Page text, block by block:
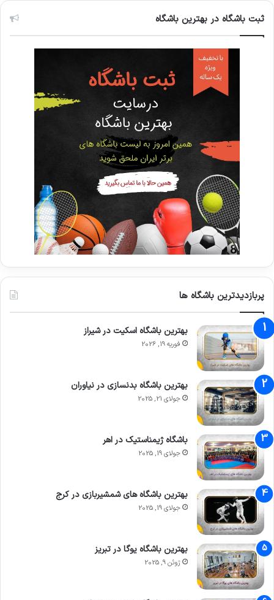
ثبت باشگاه در بهترین باشگاه
پربازدیدترین باشگاه ها
بهترین باشگاه اسکیت در شیراز
فوریه 19, 2026
بهترین باشگاه بدنسازی در نیاوران
جولای 21, 2025
باشگاه ژیمناستیک در اهر
جولای 19, 2025
بهترین باشگاه های شمشیربازی در کرج
جولای 19, 2025
بهترین باشگاه یوگا در تبریز
ژوئن 9, 2025